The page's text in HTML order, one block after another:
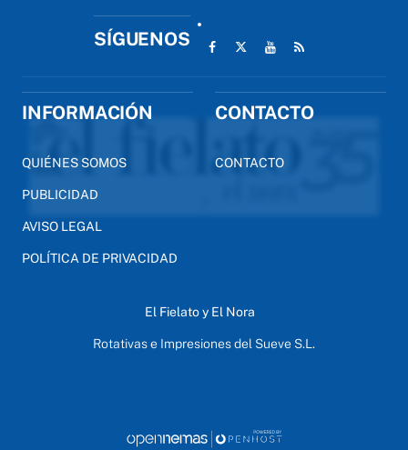
SÍGUENOS
INFORMACIÓN
QUIÉNES SOMOS
PUBLICIDAD
AVISO LEGAL
POLÍTICA DE PRIVACIDAD
CONTACTO
CONTACTO
El Fielato y El Nora
Rotativas e Impresiones del Sueve S.L.